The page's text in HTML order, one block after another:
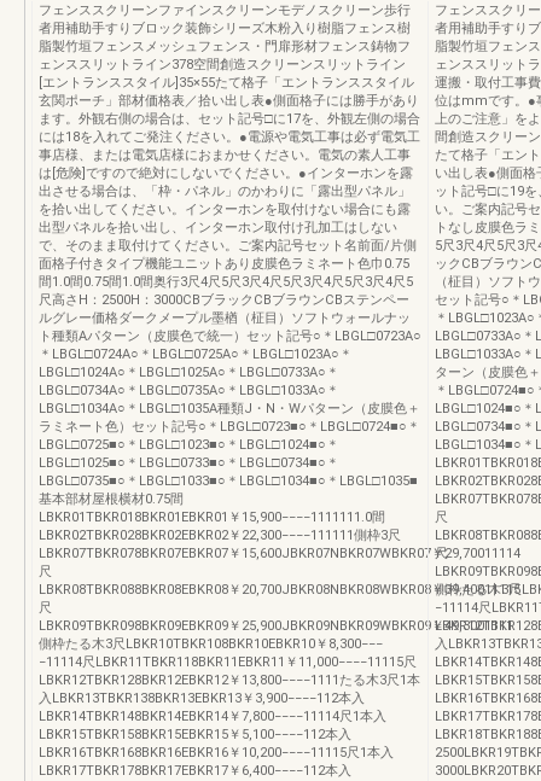
フェンススクリーンファインスクリーンモデノスクリーン歩行
者用補助手すりブロック装飾シリーズ木粉入り樹脂フェンス樹
脂製竹垣フェンスメッシュフェンス・門扉形材フェンス鋳物フ
ェンススリットライン378空間創造スクリーンスリットライン
[エントランススタイル]35×55たて格子「エントランススタイル
玄関ポーチ」部材価格表／拾い出し表●側面格子には勝手があり
ます。外観右側の場合は、セット記号□に17を、外観左側の場合
には18を入れてご発注ください。●電源や電気工事は必ず電気工
事店様、または電気店様におまかせください。電気の素人工事
は[危険]ですので絶対にしないでください。●インターホンを露
出させる場合は、「枠・パネル」のかわりに「露出型パネル」
を拾い出してください。インターホンを取付けない場合にも露
出型パネルを拾い出し、インターホン取付け孔加工はしない
で、そのまま取付けてください。ご案内記号セット名前面/片側
面格子付きタイプ機能ユニットあり皮膜色ラミネート色巾0.75
間1.0間0.75間1.0間奥行3尺4尺5尺3尺4尺5尺3尺4尺5尺3尺4尺5
尺高さH：2500H：3000CBブラックCBブラウンCBステンペー
ルグレー価格ダークメープル墨楢（柾目）ソフトウォールナッ
ト種類Aパターン（皮膜色で統一）セット記号○＊LBGL□0723A○
＊LBGL□0724A○＊LBGL□0725A○＊LBGL□1023A○＊
LBGL□1024A○＊LBGL□1025A○＊LBGL□0733A○＊
LBGL□0734A○＊LBGL□0735A○＊LBGL□1033A○＊
LBGL□1034A○＊LBGL□1035A種類J・N・Wパターン（皮膜色＋
ラミネート色）セット記号○＊LBGL□0723■○＊LBGL□0724■○＊
LBGL□0725■○＊LBGL□1023■○＊LBGL□1024■○＊
LBGL□1025■○＊LBGL□0733■○＊LBGL□0734■○＊
LBGL□0735■○＊LBGL□1033■○＊LBGL□1034■○＊LBGL□1035■
基本部材屋根横材0.75間
LBKR01TBKR018BKR01EBKR01￥15,900−−−−1111111.0間
LBKR02TBKR028BKR02EBKR02￥22,300−−−−111111側枠3尺
LBKR07TBKR078BKR07EBKR07￥15,600JBKR07NBKR07WBKR07￥29,70011114
尺
LBKR08TBKR088BKR08EBKR08￥20,700JBKR08NBKR08WBKR08￥39,40011115
尺
LBKR09TBKR098BKR09EBKR09￥25,900JBKR09NBKR09WBKR09￥49,3001111
側枠たる木3尺LBKR10TBKR108BKR10EBKR10￥8,300−−−
−11114尺LBKR11TBKR118BKR11EBKR11￥11,000−−−−11115尺
LBKR12TBKR128BKR12EBKR12￥13,800−−−−1111たる木3尺1本
入LBKR13TBKR138BKR13EBKR13￥3,900−−−−112本入
LBKR14TBKR148BKR14EBKR14￥7,800−−−−11114尺1本入
LBKR15TBKR158BKR15EBKR15￥5,100−−−−112本入
LBKR16TBKR168BKR16EBKR16￥10,200−−−−11115尺1本入
LBKR17TBKR178BKR17EBKR17￥6,400−−−−112本入
フェンススクリ
者用補助手すり
脂製竹垣フェン
ェンススリット
運搬・取付工事
位はmmです。●
上のご注意」を
間創造スクリー
たて格子「エン
い出し表●側面格
ット記号□に19
い。ご案内記号
トなし皮膜色ラ
5尺3尺4尺5尺3
ックCBブラウン
（柾目）ソフト
セット記号○＊
＊
LBGL□0733A○＊
LBGL□1033A○＊
ターン（皮膜色
＊
LBGL□1024■○＊
LBGL□0734■○＊
LBGL□1034■○＊
尺
尺
側枠たる木3尺
−11114尺
入